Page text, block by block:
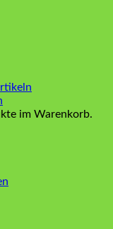
im Warenkorb.